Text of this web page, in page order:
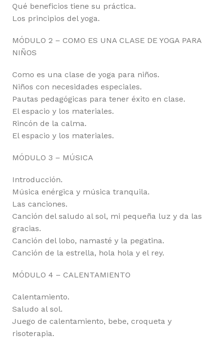
Qué beneficios tiene su práctica.
Los principios del yoga.
MÓDULO 2 – COMO ES UNA CLASE DE YOGA PARA
NIÑOS
Como es una clase de yoga para niños.
Niños con necesidades especiales.
Pautas pedagógicas para tener éxito en clase.
El espacio y los materiales.
Rincón de la calma.
El espacio y los materiales.
MÓDULO 3 – MÚSICA
Introducción.
Música enérgica y música tranquila.
Las canciones.
Canción del saludo al sol, mi pequeña luz y da las
gracias.
Canción del lobo, namasté y la pegatina.
Canción de la estrella, hola hola y el rey.
MÓDULO 4 – CALENTAMIENTO
Calentamiento.
Saludo al sol.
Juego de calentamiento, bebe, croqueta y
risoterapia.